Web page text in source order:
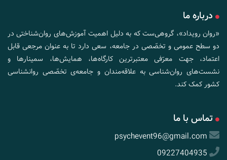
درباره ما
«روان رویداد»، گروهی‌ست که به دلیل اهمیت آموزش‌های روان‌شناختی در
دو سطح عمومی و تخصّصی در جامعه، سعی دارد تا به عنوان مرجعی قابل
اعتماد، جهت معرّفی معتبرترین کارگاه‌ها، همایش‌ها، سمینارها و
نشست‌های روان‌شناسی به علاقه‌مندان و جامعه‌ی تخصّصی روانشناسی
کشور کمک کند.
تماس با ما
psychevent96@gmail.com
09227404935